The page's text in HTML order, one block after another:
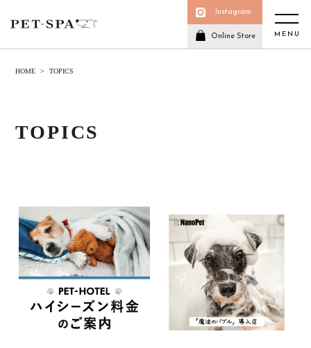
Instagram
Online Store MENU
HOME TOPICS
TOPICS